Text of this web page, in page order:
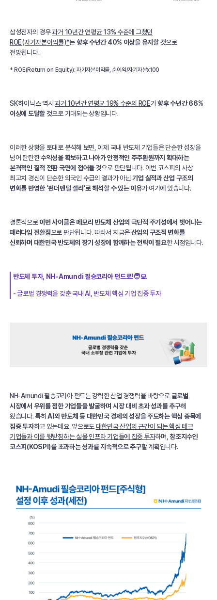
삼성전자의 경우과거 10년간 연평균 13% 수준에 그쳤던
ROE(자기자본이익률)*는향후 수년간 40% 이상을 유지할 것으로
전망됩니다.
* ROE(Return on Equity): 자기자본이익률, 순이익/자기자본x100
SK하이닉스 역시과거 10년간 연평균 19% 수준의 ROE가향후 수년간 66%
이상에 도달할 것으로 기대되는 상황입니다.
이러한 상황을 토대로 분석해 보면, 이제 국내 반도체 기업들은 단순한 성장을
넘어 탄탄한수익성을 확보하고 나아가 안정적인 주주환원까지 확대하는
본격적인 질적 전환 국면에 접어들 것으로 판단됩니다. 이번 코스피의 사상
최고치 경신이 단순한 외국인 수급의 결과가 아닌기업 실적과 산업 구조의
변화를 반영한 ‘펀더멘털 랠리’로 해석할 수 있는 이유가 여기에 있습니다.
결론적으로 이번 사이클은 메모리 반도체 산업의 극단적 주기성에서 벗어나는
패러다임 전환점으로 판단됩니다. 따라서 지금은산업의 구조적 변화를
신뢰하며 대한민국 반도체의 장기 성장에 함께하는 전략이 필요한 시점입니다.
반도체 투자, NH-Amundi 필승코리아 펀드로!🧑‍💻
- 글로벌 경쟁력을 갖춘 국내 AI, 반도체 핵심 기업 집중 투자
NH-Amundi 필승코리아 펀드는 강력한 산업 경쟁력을 바탕으로 글로벌
시장에서 우위를 점한 기업들을 발굴하며 시장 대비 초과 성과를 추구해
왔습니다. 특히AI와 반도체 등 대한민국 경제의 성장을 주도하는 핵심 종목에
집중 투자하고 있는데요. 앞으로도 대한민국 산업의 근간이 되는 핵심 테크
기업들과 이를 뒷받침하는 실물 인프라 기업들에 집중 투자하며,참조지수인
코스피(KOSPI)를 초과하는 성과를 지속적으로 추구할 계획입니다.